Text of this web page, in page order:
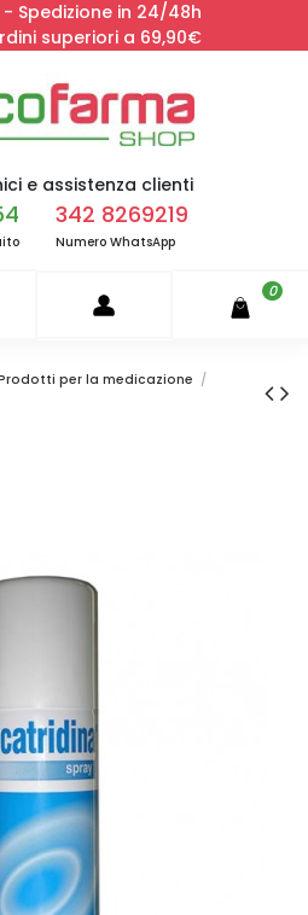
Spedizione in 24/48h
superiori a 69,90€
e assistenza clienti
342 8269219
Numero WhatsApp
0
per la medicazione